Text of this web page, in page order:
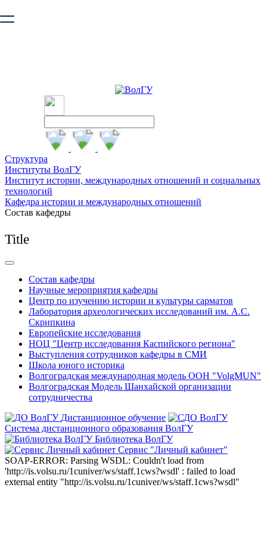
безопасную работу с сайтом. Пожалуйста
Структура
Институты ВолГУ
Институт истории, международных отношений и социальных
технологий
Кафедра истории и международных отношений
Состав кафедры
Title
Состав кафедры
Научные мероприятия кафедры
Центр по изучению истории и культуры сарматов
Лаборатория археологических исследований им. А.С.
Скрипкина
Европейские исследования
НОЦ "Центр исследования Каспийского региона"
Выступления сотрудников кафедры в СМИ
Школа юного историка
Волгоградская международная модель ООН "VolgMUN"
Волгоградская Модель Шанхайской организации
сотрудничества
Дистанционное обучение
Система дистанционного образования ВолГУ
Библиотека ВолГУ
Сервис "Личный кабинет"
SOAP-ERROR: Parsing WSDL: Couldn't load from
'http://is.volsu.ru/1cuniver/ws/staff.1cws?wsdl' : failed to load
external entity "http://is.volsu.ru/1cuniver/ws/staff.1cws?wsdl"